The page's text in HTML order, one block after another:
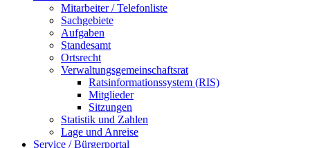
Mitarbeiter / Telefonliste
Sachgebiete
Aufgaben
Standesamt
Ortsrecht
Verwaltungsgemeinschaftsrat
Ratsinformationssystem (RIS)
Mitglieder
Sitzungen
Statistik und Zahlen
Lage und Anreise
Service / Bürgerportal